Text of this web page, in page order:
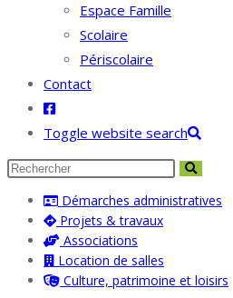
Espace Famille
Scolaire
Périscolaire
Contact
Toggle website search
Démarches administratives
Projets & travaux
Associations
Location de salles
Culture, patrimoine et loisirs